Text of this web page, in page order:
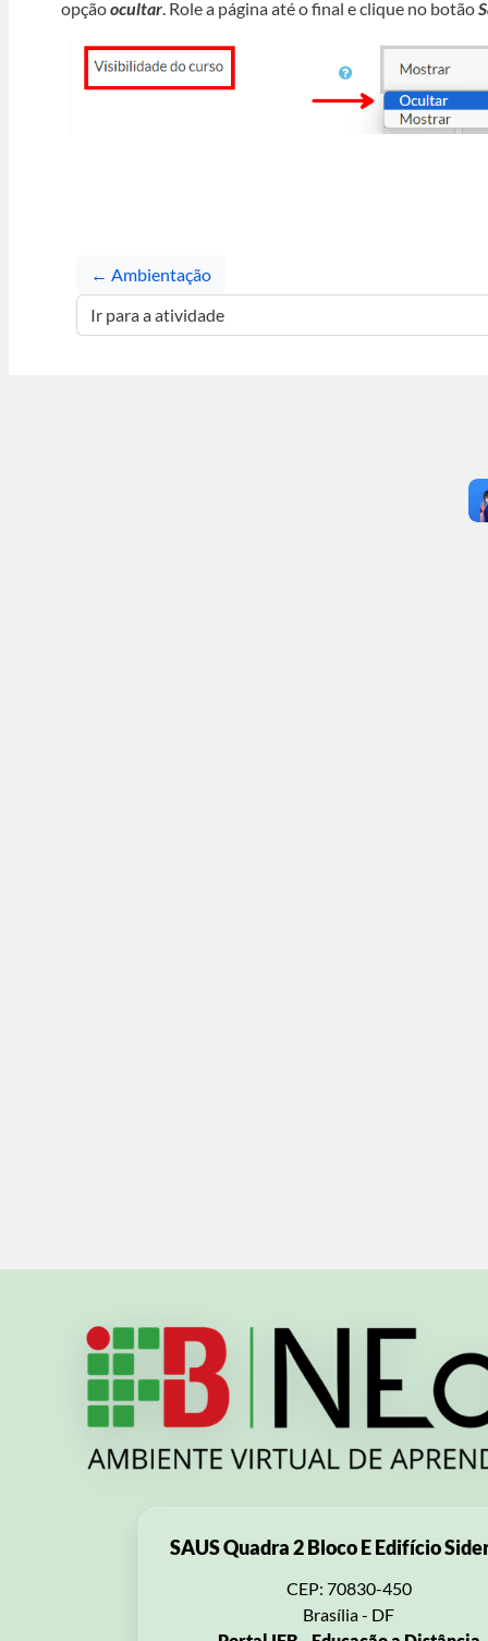
opçãoocultar. Role a página até o final e clique no botão
← Ambientação
Ir para a atividade
SAUS Quadra 2 Bloco E Edifício
CEP: 70830-450
Brasília - DF